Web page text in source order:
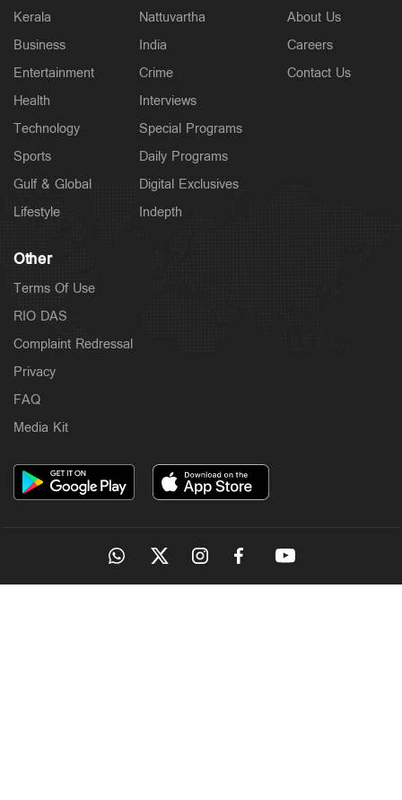
Kerala
Business
Entertainment
Health
Technology
Sports
Gulf & Global
Lifestyle
Nattuvartha
India
Crime
Interviews
Special Programs
Daily Programs
Digital Exclusives
Indepth
About Us
Careers
Contact Us
Other
Terms Of Use
RIO DAS
Complaint Redressal
Privacy
FAQ
Media Kit